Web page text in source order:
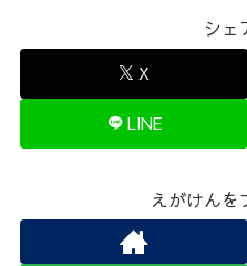
シェ
X
LINE
えがけんを